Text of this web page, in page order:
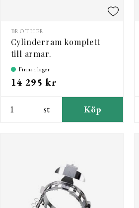
BROTHER
Cylinderram komplett
till armar.
Finns i lager
14 295 kr
st Köp